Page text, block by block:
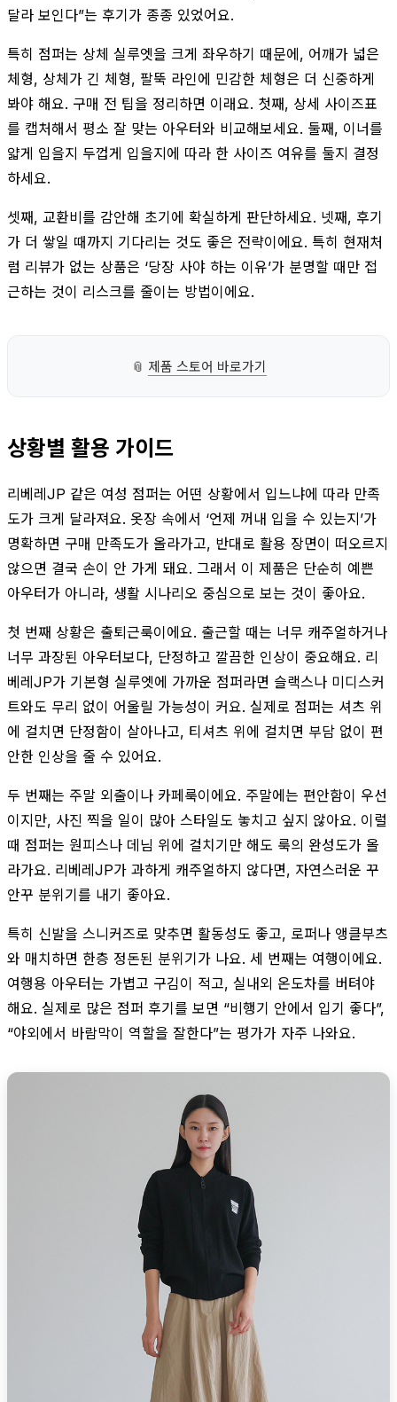
달라 보인다”는 후기가 종종 있었어요.
특히 점퍼는 상체 실루엣을 크게 좌우하기 때문에, 어깨가 넓은
체형, 상체가 긴 체형, 팔뚝 라인에 민감한 체형은 더 신중하게
봐야 해요. 구매 전 팁을 정리하면 이래요. 첫째, 상세 사이즈표
를 캡처해서 평소 잘 맞는 아우터와 비교해보세요. 둘째, 이너를
얇게 입을지 두껍게 입을지에 따라 한 사이즈 여유를 둘지 결정
하세요.
셋째, 교환비를 감안해 초기에 확실하게 판단하세요. 넷째, 후기
가 더 쌓일 때까지 기다리는 것도 좋은 전략이에요. 특히 현재처
럼 리뷰가 없는 상품은 ‘당장 사야 하는 이유’가 분명할 때만 접
근하는 것이 리스크를 줄이는 방법이에요.
📎 제품 스토어 바로가기
상황별 활용 가이드
리베레JP 같은 여성 점퍼는 어떤 상황에서 입느냐에 따라 만족
도가 크게 달라져요. 옷장 속에서 ‘언제 꺼내 입을 수 있는지’가
명확하면 구매 만족도가 올라가고, 반대로 활용 장면이 떠오르지
않으면 결국 손이 안 가게 돼요. 그래서 이 제품은 단순히 예쁜
아우터가 아니라, 생활 시나리오 중심으로 보는 것이 좋아요.
첫 번째 상황은 출퇴근룩이에요. 출근할 때는 너무 캐주얼하거나
너무 과장된 아우터보다, 단정하고 깔끔한 인상이 중요해요. 리
베레JP가 기본형 실루엣에 가까운 점퍼라면 슬랙스나 미디스커
트와도 무리 없이 어울릴 가능성이 커요. 실제로 점퍼는 셔츠 위
에 걸치면 단정함이 살아나고, 티셔츠 위에 걸치면 부담 없이 편
안한 인상을 줄 수 있어요.
두 번째는 주말 외출이나 카페룩이에요. 주말에는 편안함이 우선
이지만, 사진 찍을 일이 많아 스타일도 놓치고 싶지 않아요. 이럴
때 점퍼는 원피스나 데님 위에 걸치기만 해도 룩의 완성도가 올
라가요. 리베레JP가 과하게 캐주얼하지 않다면, 자연스러운 꾸
안꾸 분위기를 내기 좋아요.
특히 신발을 스니커즈로 맞추면 활동성도 좋고, 로퍼나 앵클부츠
와 매치하면 한층 정돈된 분위기가 나요. 세 번째는 여행이에요.
여행용 아우터는 가볍고 구김이 적고, 실내외 온도차를 버텨야
해요. 실제로 많은 점퍼 후기를 보면 “비행기 안에서 입기 좋다”,
“야외에서 바람막이 역할을 잘한다”는 평가가 자주 나와요.